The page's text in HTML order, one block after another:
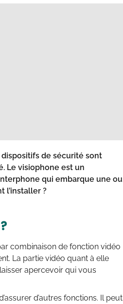
de sécurité sont
Le visiophone est un
qui embarque une ou
l’installer ?
combinaison de fonction vidéo
La partie vidéo quant à elle
apercevoir qui vous
d’autres fonctions. Il peut